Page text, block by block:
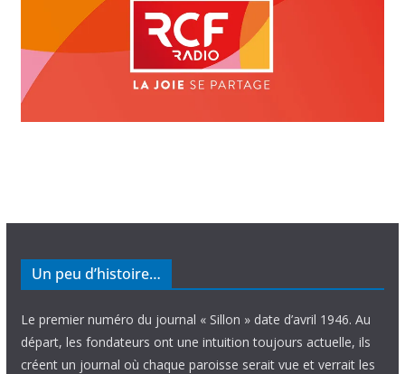
Un peu d’histoire…
Le premier numéro du journal « Sillon » date d’avril 1946. Au
départ, les fondateurs ont une intuition toujours actuelle, ils
créent un journal où chaque paroisse serait vue et verrait les